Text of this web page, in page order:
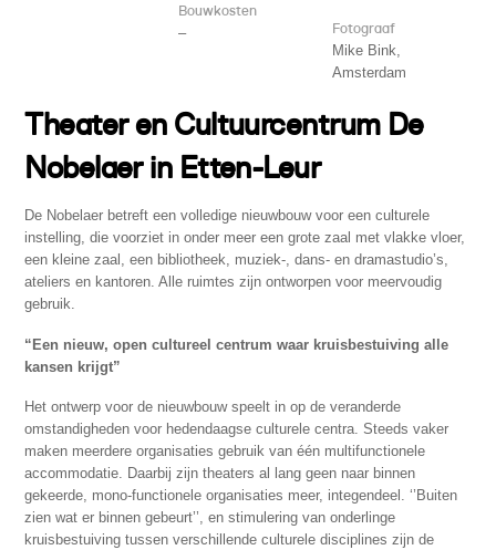
Bouwkosten
–
Fotograaf
Mike Bink,
Amsterdam
Theater en Cultuurcentrum De
Nobelaer in Etten-Leur
De Nobelaer betreft een volledige nieuwbouw voor een culturele
instelling, die voorziet in onder meer een grote zaal met vlakke vloer,
een kleine zaal, een bibliotheek, muziek-, dans- en dramastudio’s,
ateliers en kantoren. Alle ruimtes zijn ontworpen voor meervoudig
gebruik.
“Een nieuw, open cultureel centrum waar kruisbestuiving alle
kansen krijgt”
Het ontwerp voor de nieuwbouw speelt in op de veranderde
omstandigheden voor hedendaagse culturele centra. Steeds vaker
maken meerdere organisaties gebruik van één multifunctionele
accommodatie. Daarbij zijn theaters al lang geen naar binnen
gekeerde, mono-functionele organisaties meer, integendeel. ‘’Buiten
zien wat er binnen gebeurt’’, en stimulering van onderlinge
kruisbestuiving tussen verschillende culturele disciplines zijn de